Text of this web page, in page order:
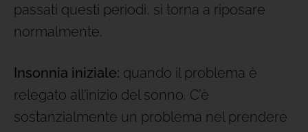
passati questi periodi, si torna a riposare
normalmente.
Insonnia iniziale: quando il problema è
relegato all’inizio del sonno. C’è
sostanzialmente un problema nel prendere